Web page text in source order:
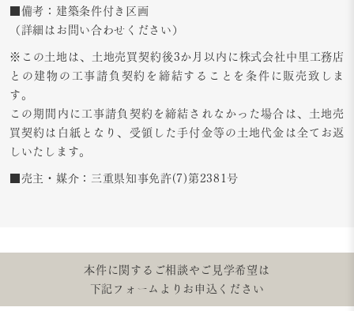
■備考：建築条件付き区画
（詳細はお問い合わせください）
※この土地は、土地売買契約後3か月以内に株式会社中里工務店
との建物の工事請負契約を締結することを条件に販売致しま
す。
この期間内に工事請負契約を締結されなかった場合は、土地売
買契約は白紙となり、受領した手付金等の土地代金は全てお返
しいたします。
■売主・媒介：三重県知事免許(7)第2381号
本件に関するご相談やご見学希望は
下記フォームよりお申込ください